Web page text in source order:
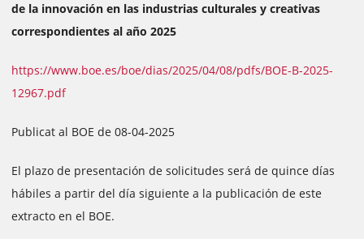
de la innovación en las industrias culturales y creativas
correspondientes al año 2025
https://www.boe.es/boe/dias/2025/04/08/pdfs/BOE-B-2025-
12967.pdf
Publicat al BOE de 08-04-2025
El plazo de presentación de solicitudes será de quince días
hábiles a partir del día siguiente a la publicación de este
extracto en el BOE.